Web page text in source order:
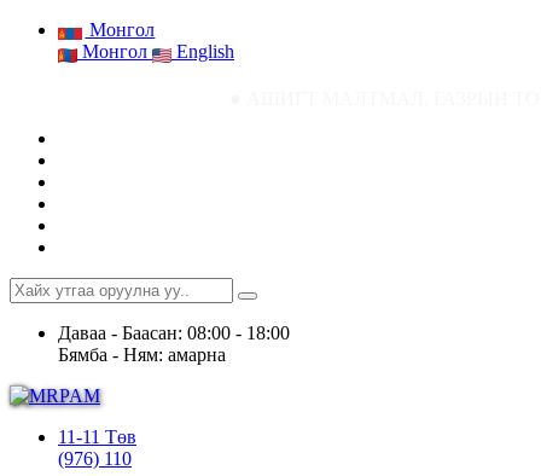
Монгол
Монгол
English
Даваа - Баасан: 08:00 - 18:00
Бямба - Ням: амарна
11-11 Төв
(976) 110